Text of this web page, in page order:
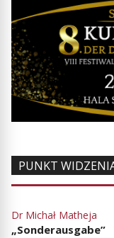
PUNKT
Dr Michał Matheja
„Sonderausgabe”